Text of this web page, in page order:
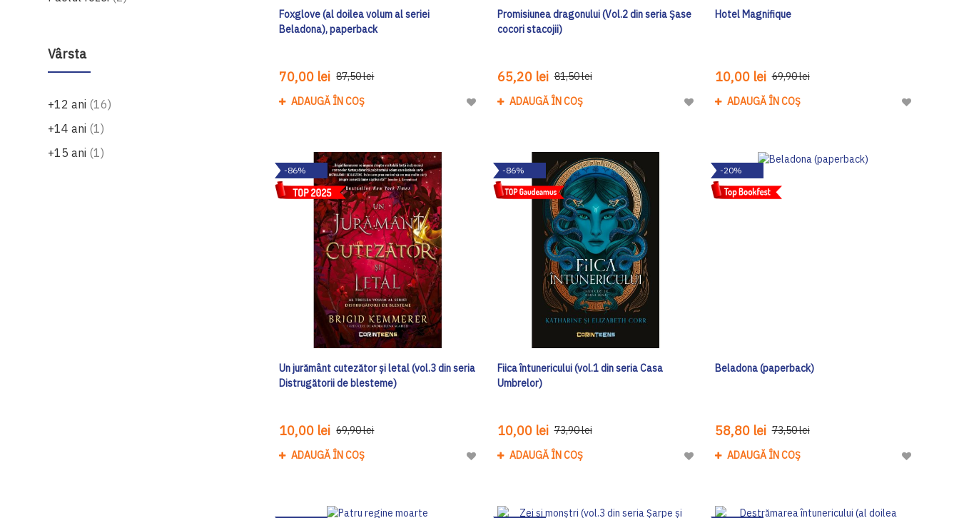
Vârsta
+12 ani 16produse
+14 ani 1produs
+15 ani 1produs
Foxglove (al doilea volum al seriei
Beladona), paperback
70,00 lei 87,50 lei
ADAUGĂ ÎN COȘ
Adaugă
Dorinte
Promisiunea dragonului (Vol.2 din seria Șase
cocori stacojii)
65,20 lei 81,50 lei
ADAUGĂ ÎN COȘ
Adaugă
Dorinte
Hotel Magnifique
10,00 lei 69,90 lei
ADAUGĂ ÎN COȘ
Adaugă
-86%
Un jurământ cutezător și letal (vol.3 din seria
Distrugătorii de blesteme)
10,00 lei 69,90 lei
ADAUGĂ ÎN COȘ
Adaugă
-86%
Fiica întunericului (vol.1 din seria Casa
Umbrelor)
10,00 lei 73,90 lei
ADAUGĂ ÎN COȘ
Adaugă
-20%
Beladona (paperback)
58,80 lei 73,50 lei
ADAUGĂ ÎN COȘ
Adaugă